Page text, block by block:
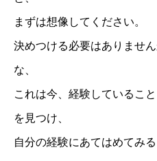
まずは想像してください。
決めつける必要はありませ
な、
これは今、経験しているこ
を見つけ、
自分の経験にあてはめてみる